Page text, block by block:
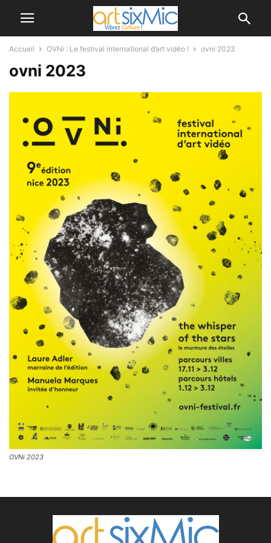
Accueil OVNi : Le festival international d’art vidéo ! ovni 2023
ovni 2023
OVNi 2023